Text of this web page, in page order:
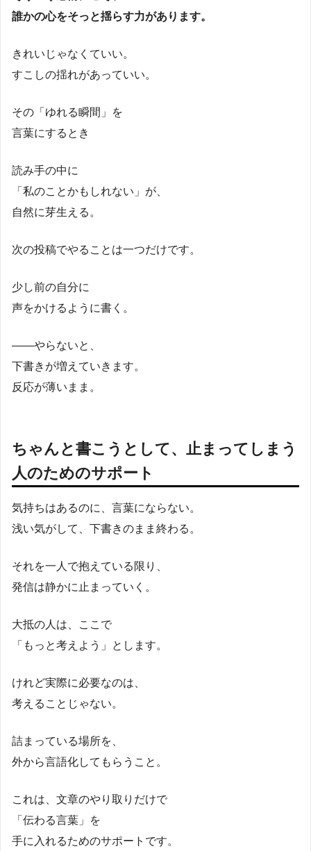
誰かの心をそっと揺らす力があります。
きれいじゃなくていい。
すこしの揺れがあっていい。
その「ゆれる瞬間」を
言葉にするとき
読み手の中に
「私のことかもしれない」が、
自然に芽生える。
次の投稿でやることは一つだけです。
少し前の自分に
声をかけるように書く。
――やらないと、
下書きが増えていきます。
反応が薄いまま。
ちゃんと書こうとして、止まってしまう
人のためのサポート
気持ちはあるのに、言葉にならない。
浅い気がして、下書きのまま終わる。
それを一人で抱えている限り、
発信は静かに止まっていく。
大抵の人は、ここで
「もっと考えよう」とします。
けれど実際に必要なのは、
考えることじゃない。
詰まっている場所を、
外から言語化してもらうこと。
これは、文章のやり取りだけで
「伝わる言葉」を
手に入れるためのサポートです。